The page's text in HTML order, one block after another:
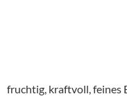
Hygieneartikel &
fruchtig, kraftvoll, feines